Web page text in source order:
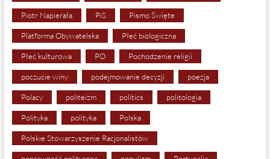
Piotr Napierała PiS Pismo Święte
Platforma Obywatelska Płeć biologiczna
Płeć kulturowa PO Pochodzenie religii
poczucie winy podejmowanie decyzji poezja
Polacy politeizm politics politologia
Polityka polityka Polska
Polskie Stowarzyszenie Racjonalistów